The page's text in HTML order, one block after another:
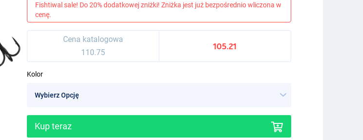
Fishtiwal sale! Do 20% dodatkowej zniżki! Zniżka jest już bezpośrednio wliczona w
cenę.
Cena katalogowa
110.75
105.21
Kolor
Kup teraz